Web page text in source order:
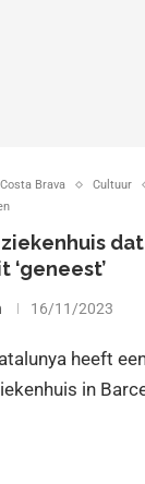
Costa Brava Cultuur
dat
‘geneest’
16/11/2023
heeft
in